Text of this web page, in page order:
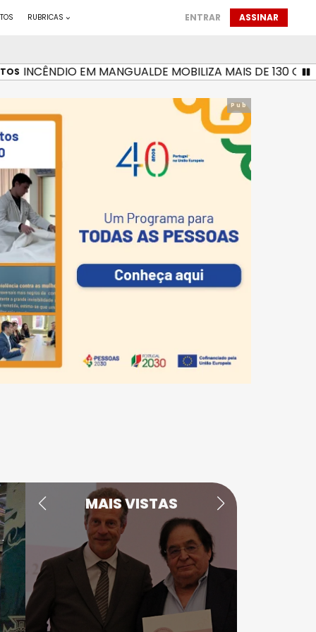
RUBRICAS ENTRAR ASSINAR
EM MANGUALDE MOBILIZA MAIS DE 130
Pub
MAIS VISTAS